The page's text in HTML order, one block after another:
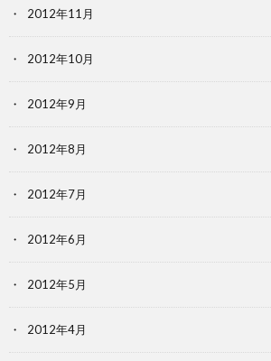
2012年11月
2012年10月
2012年9月
2012年8月
2012年7月
2012年6月
2012年5月
2012年4月